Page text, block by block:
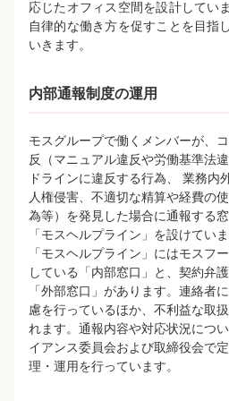
応じたオフィス空間を設計してい
自律的な働き方を促すことを目指
いきます。
内部通報制度の運用
モスグループで働くメンバーが、
反（マニュアル違反や労働基準法
ドラインに違反する行為、 業務内
人権侵害、不適切な精算や経費の
為等）を発見した場合に通報する
「モスヘルプライン」を設けていま
「モスヘルプライン」にはモスフ
している「内部窓口」と、契約弁
「外部窓口」があります。連絡者
慮を行っているほか、不利益な取
れます。通報内容や対応状況につ
イアンス委員会および取締役会で
理・運用を行っています。